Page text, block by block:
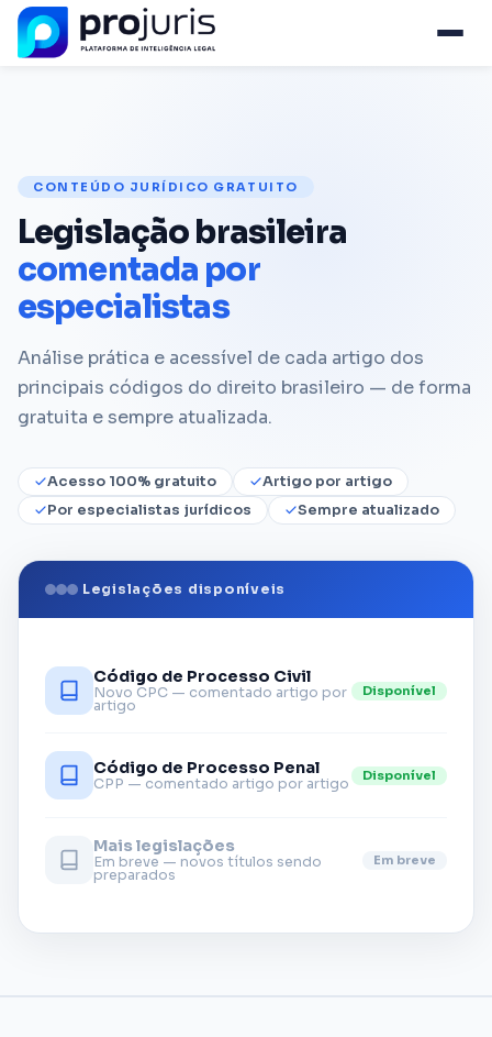
CONTEÚDO JURÍDICO GRATUITO
Legislação brasileira
comentada por
especialistas
Análise prática e acessível de cada artigo dos
principais códigos do direito brasileiro — de forma
gratuita e sempre atualizada.
Acesso 100% gratuito
Artigo por artigo
Por especialistas jurídicos
Sempre atualizado
Legislações disponíveis
Código de Processo Civil
Novo CPC — comentado artigo por
artigo
Disponível
Código de Processo Penal
CPP — comentado artigo por artigo
Disponível
Mais legislações
Em breve — novos títulos sendo
preparados
Em breve